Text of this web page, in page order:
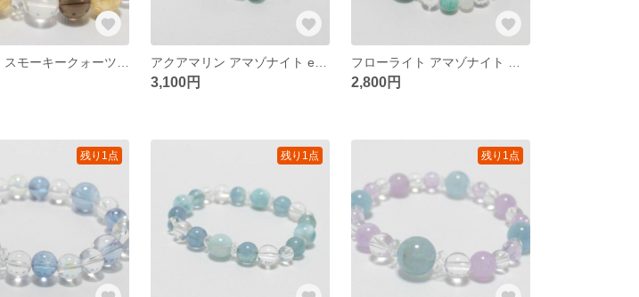
3,100円 2,800円
残り1点 残り1点 残り1点